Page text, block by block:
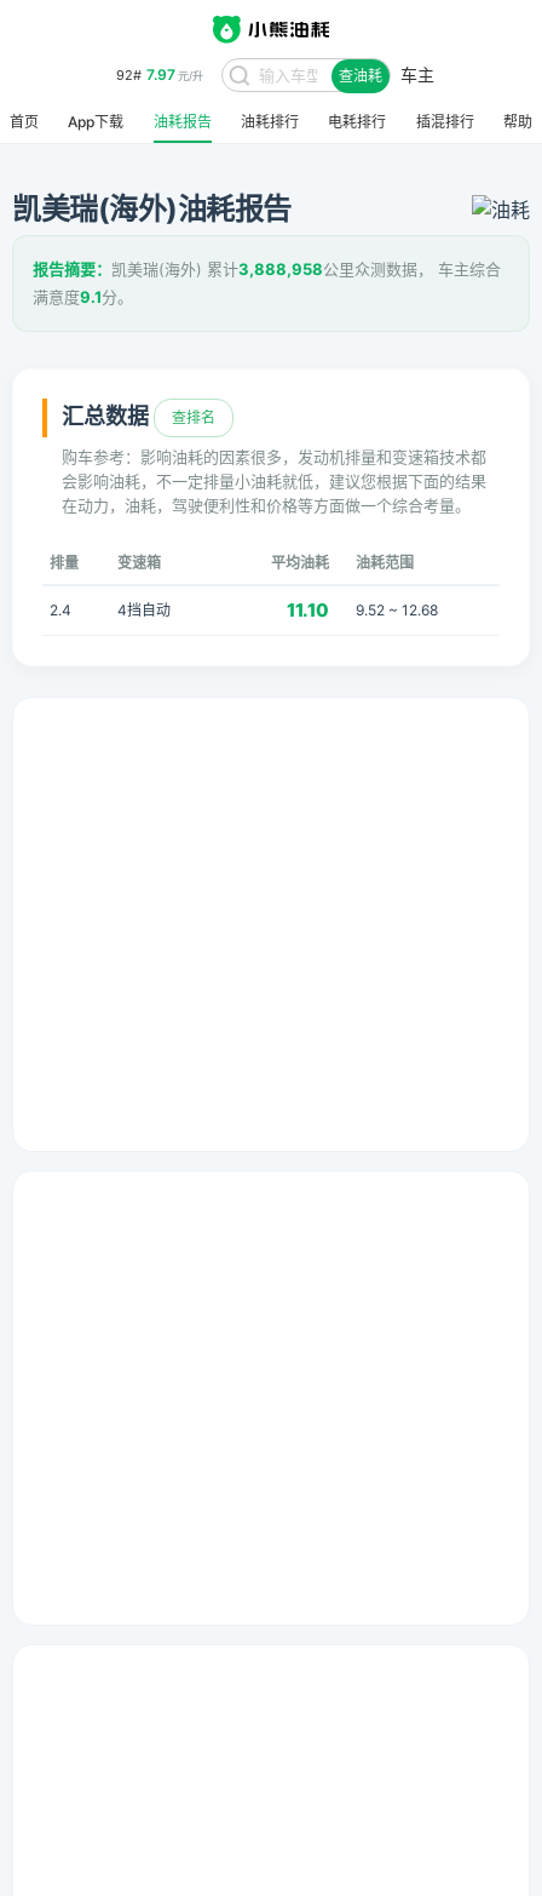
92# 7.97元/升 查油耗 车主
首页 App下载 油耗报告 油耗排行 电耗排行 插混排行 帮助
凯美瑞(海外)油耗报告
报告摘要： 凯美瑞(海外) 累计3,888,958公里众测数据， 车主综合
满意度9.1分。
汇总数据 查排名
购车参考：影响油耗的因素很多，发动机排量和变速箱技术都
会影响油耗，不一定排量小油耗就低，建议您根据下面的结果
在动力，油耗，驾驶便利性和价格等方面做一个综合考量。
排量 变速箱 平均油耗 油耗范围
2.4 4挡自动 11.10 9.52 ~ 12.68